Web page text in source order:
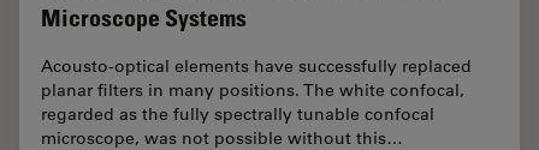
Microscope Systems
Acousto-optical elements have successfully replaced
planar filters in many positions. The white confocal,
regarded as the fully spectrally tunable confocal
microscope, was not possible without this…